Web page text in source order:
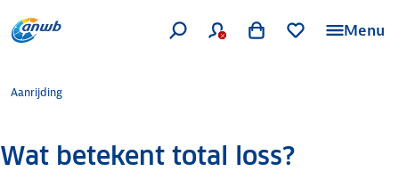
Menu
Aanrijding
Wat betekent total loss?